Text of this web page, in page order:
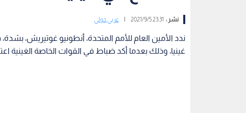
نشر : 23:31 2021/9/5 عربي دولي
ندد الأمين العام للأمم المتحدة، أنطونيو غوتيريش،
غينيا، وذلك بعدما أكد ضباط في القوات الخاصة